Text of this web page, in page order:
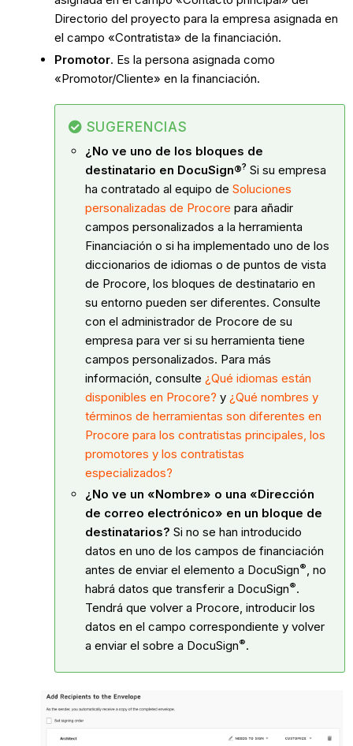
Directorio del proyecto para la empresa asignada en
el campo «Contratista» de la financiación.
Promotor. Es la persona asignada como
«Promotor/Cliente» en la financiación.
SUGERENCIAS
¿No ve uno de los bloques de
destinatario en DocuSign®? Si su empresa
ha contratado al equipo de Soluciones
personalizadas de Procore para añadir
campos personalizados a la herramienta
Financiación o si ha implementado uno de los
diccionarios de idiomas o de puntos de vista
de Procore, los bloques de destinatario en
su entorno pueden ser diferentes. Consulte
con el administrador de Procore de su
empresa para ver si su herramienta tiene
campos personalizados. Para más
información, consulte ¿Qué idiomas están
disponibles en Procore? y ¿Qué nombres y
términos de herramientas son diferentes en
Procore para los contratistas principales, los
promotores y los contratistas
especializados?
¿No ve un «Nombre» o una «Dirección
de correo electrónico» en un bloque de
destinatarios? Si no se han introducido
datos en uno de los campos de financiación
antes de enviar el elemento a DocuSign®, no
habrá datos que transferir a DocuSign®.
Tendrá que volver a Procore, introducir los
datos en el campo correspondiente y volver
a enviar el sobre a DocuSign®.